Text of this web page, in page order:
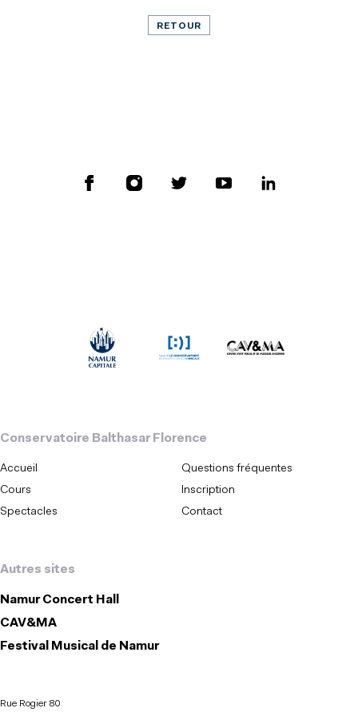
RETOUR
Autres sites
Namur Concert Hall
CAV&MA
Festival Musical de Namur
Conservatoire Balthasar Florence
Accueil
Questions fréquentes
Cours
Inscription
Spectacles
Contact
Rue Rogier 80